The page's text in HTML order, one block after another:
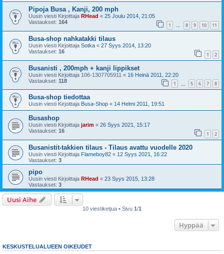
Pipoja Busa , Kanji, 200 mph
Uusin viesti Kirjoittaja RHead « 25 Joulu 2014, 21:05
Vastaukset: 164 1 … 8 9 10 11
Busa-shop nahkatakki tilaus
Uusin viesti Kirjoittaja Sotka « 27 Syys 2014, 13:20
Vastaukset: 16 1 2
Busanisti , 200mph + kanji lippikset
Uusin viesti Kirjoittaja 106-1307705911 « 16 Heinä 2011, 22:20
Vastaukset: 118 1 5 6 7 8
Busa-shop tiedottaa
Uusin viesti Kirjoittaja Busa-Shop « 14 Helmi 2011, 19:51
Busashop
Uusin viesti Kirjoittaja jarim « 26 Syys 2021, 15:17
Vastaukset: 16 1 2
Busanistit-takkien tilaus - Tilaus avattu vuodelle 2020
Uusin viesti Kirjoittaja Flameboy82 « 12 Syys 2021, 16:22
Vastaukset: 3
pipo
Uusin viesti Kirjoittaja RHead « 23 Syys 2015, 13:28
Vastaukset: 3
Uusi Aihe
10 viestiketjua • Sivu 1/1
Hyppää
KESKUSTELUALUEEN OIKEUDET